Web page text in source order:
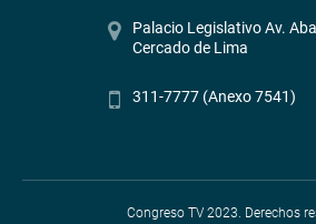
Palacio Legislativo Av.
Cercado de Lima
311-7777 (Anexo 7541)
Congreso TV 2023. Derechos